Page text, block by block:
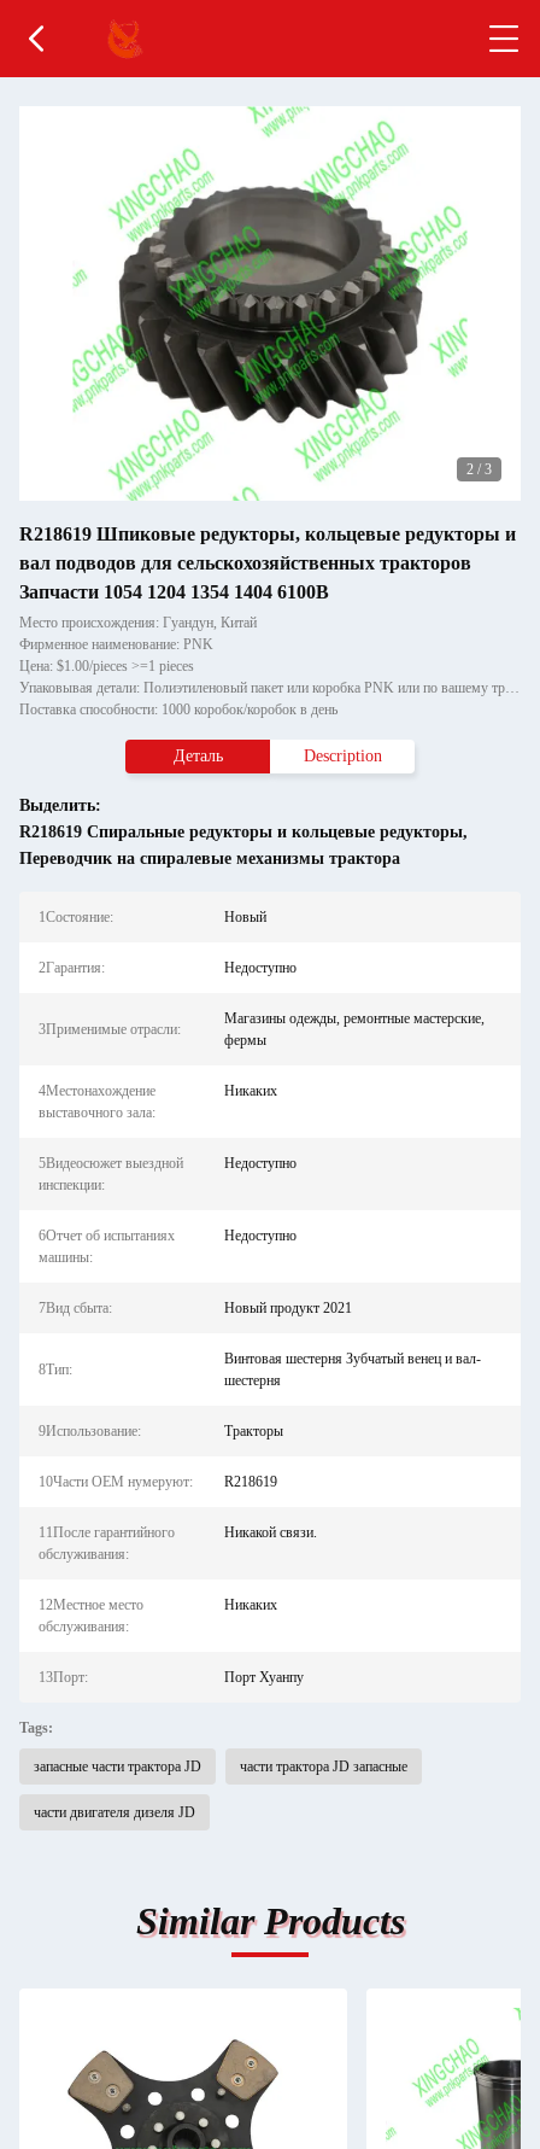
2 / 3
R218619 Шпиковые редукторы, кольцевые редукторы и
вал подводов для сельскохозяйственных тракторов
Запчасти 1054 1204 1354 1404 6100B
Место происхождения: Гуандун, Китай
Фирменное наименование: PNK
Цена: $1.00/pieces >=1 pieces
Упаковывая детали: Полиэтиленовый пакет или коробка PNK или по вашему требованию.
Поставка способности: 1000 коробок/коробок в день
Деталь Description
Выделить:
R218619 Спиральные редукторы и кольцевые редукторы,
Переводчик на спиралевые механизмы трактора
1Состояние: Новый
2Гарантия: Недоступно
3Применимые отрасли:
Магазины одежды, ремонтные мастерские,
фермы
4Местонахождение
выставочного зала:
Никаких
5Видеосюжет выездной
инспекции:
Недоступно
6Отчет об испытаниях
машины:
Недоступно
7Вид сбыта: Новый продукт 2021
8Тип:
Винтовая шестерня Зубчатый венец и вал-
шестерня
9Использование: Тракторы
10Части OEM нумеруют: R218619
11После гарантийного
обслуживания:
Никакой связи.
12Местное место
обслуживания:
Никаких
13Порт: Порт Хуанпу
Tags:
запасные части трактора JD части трактора JD запасные
части двигателя дизеля JD
Similar Products